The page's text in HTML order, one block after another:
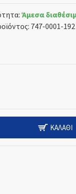
Άμεσα
747-0001-192
ΚΑΛΆΘΙ